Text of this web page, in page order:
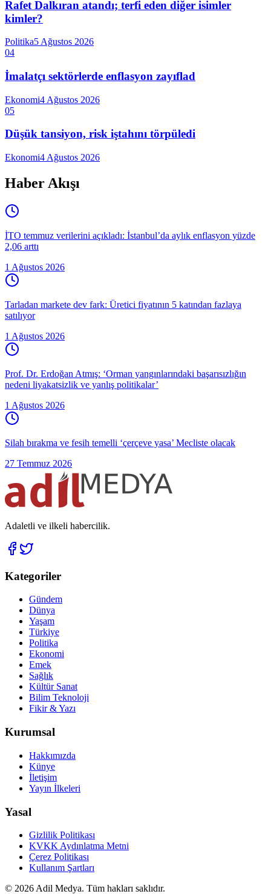
Rafet Dalkıran atandı; terfi eden diğer isimler
kimler?
Politika5 Ağustos 2026
04
İmalatçı sektörlerde enflasyon zayıflad
Ekonomi4 Ağustos 2026
05
Düşük tansiyon, risk iştahını törpüledi
Ekonomi4 Ağustos 2026
Haber Akışı
İTO temmuz verilerini açıkladı: İstanbul’da aylık enflasyon yüzde
2,06 arttı
1 Ağustos 2026
Tarladan markete dev fark: Üretici fiyatının 5 katından fazlaya
satılıyor
1 Ağustos 2026
Prof. Dr. Erdoğan Atmış: ‘Orman yangınlarındaki başarısızlığın
nedeni liyakatsizlik ve yanlış politikalar’
1 Ağustos 2026
Silah bırakma ve fesih temelli ‘çerçeve yasa’ Mecliste olacak
27 Temmuz 2026
Adaletli ve ilkeli habercilik.
Kategoriler
Gündem
Dünya
Yaşam
Türkiye
Politika
Ekonomi
Emek
Sağlık
Kültür Sanat
Bilim Teknoloji
Fikir & Yazı
Kurumsal
Hakkımızda
Künye
İletişim
Yayın İlkeleri
Yasal
Gizlilik Politikası
KVKK Aydınlatma Metni
Çerez Politikası
Kullanım Şartları
© 2026 Adil Medya. Tüm hakları saklıdır.